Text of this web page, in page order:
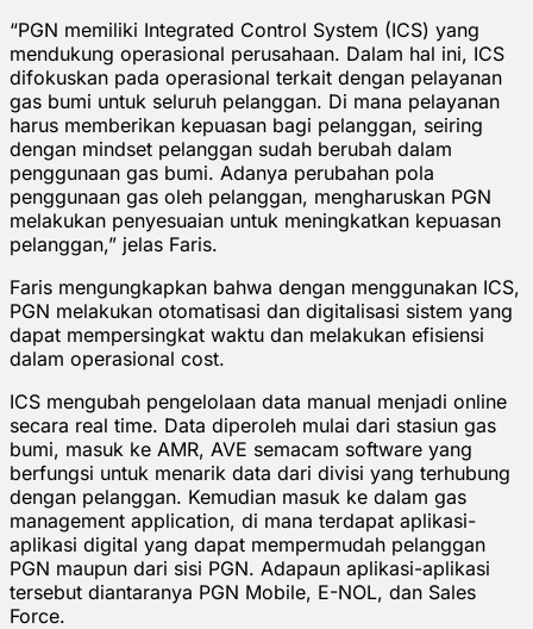
“PGN memiliki Integrated Control System (ICS) yang
mendukung operasional perusahaan. Dalam hal ini, ICS
difokuskan pada operasional terkait dengan pelayanan
gas bumi untuk seluruh pelanggan. Di mana pelayanan
harus memberikan kepuasan bagi pelanggan, seiring
dengan mindset pelanggan sudah berubah dalam
penggunaan gas bumi. Adanya perubahan pola
penggunaan gas oleh pelanggan, mengharuskan PGN
melakukan penyesuaian untuk meningkatkan kepuasan
pelanggan,” jelas Faris.
Faris mengungkapkan bahwa dengan menggunakan ICS,
PGN melakukan otomatisasi dan digitalisasi sistem yang
dapat mempersingkat waktu dan melakukan efisiensi
dalam operasional cost.
ICS mengubah pengelolaan data manual menjadi online
secara real time. Data diperoleh mulai dari stasiun gas
bumi, masuk ke AMR, AVE semacam software yang
berfungsi untuk menarik data dari divisi yang terhubung
dengan pelanggan. Kemudian masuk ke dalam gas
management application, di mana terdapat aplikasi-
aplikasi digital yang dapat mempermudah pelanggan
PGN maupun dari sisi PGN. Adapaun aplikasi-aplikasi
tersebut diantaranya PGN Mobile, E-NOL, dan Sales
Force.